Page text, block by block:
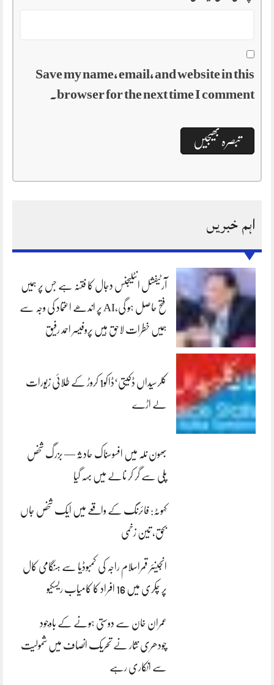
Save my name, email, and website in this
browser for the next time I comment.
اہم خبریں
آرٹیفشل انٹلیجنس دجال کا فتنہ ہے جس پر ہمیں
فتح حاصل ہو گی،AI پر اندھے اعتماد کی وجہ سے
ہمیں خطرات لاحق ہیں پروفیسر احمد رفیق
کلرسیداں ڈکیتی‘ڈاکو1 کروڑ کے طلائی زیورات
لے اڑے
بھون نلہ میں افسوسناک حادثہ — بزرگ شخص
پلی سے گر کر نالے میں بہہ گیا
کہوٹہ: فائرنگ کے واقعے میں ایک شخص جاں
بحق، تین زخمی
انجینئر قمراسلام راجہ کی کمبوڈیا سے ہنگامی کال
پر چکری میں 16 افراد کا کامیاب ریسکیو
عمران خان سے دوستی ہونے کے باوجود
چودھری نثار نے تحریک انصاف میں شمولیت
سے انکاری رہے